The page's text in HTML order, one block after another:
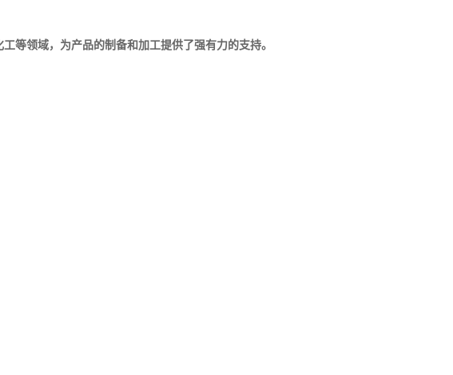
等领域，为产品的制备和加工提供了强有力的支持。